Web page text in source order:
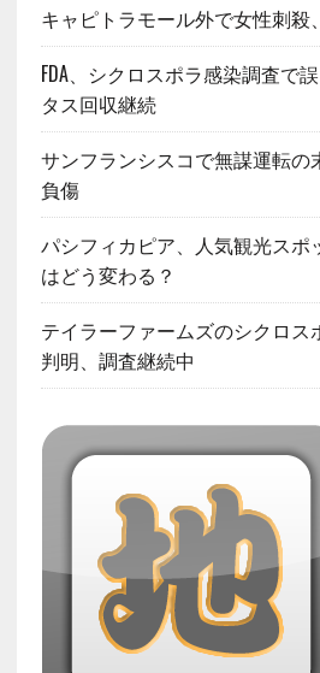
キャピトラモール外で女性刺殺
FDA、シクロスポラ感染調査で
タス回収継続
サンフランシスコで無謀運転の
負傷
パシフィカピア、人気観光スポ
はどう変わる？
テイラーファームズのシクロス
判明、調査継続中